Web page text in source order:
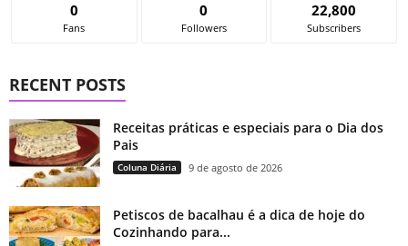
0
Fans
0
Followers
22,800
Subscribers
RECENT POSTS
Receitas práticas e especiais para o Dia dos
Pais
Coluna Diária 9 de agosto de 2026
Petiscos de bacalhau é a dica de hoje do
Cozinhando para...